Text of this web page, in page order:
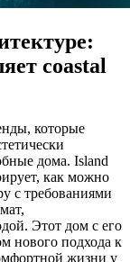
coastal
которые
дома. Island
как можно
с требованиями
Этот дом с его
нового подхода к
жизни у